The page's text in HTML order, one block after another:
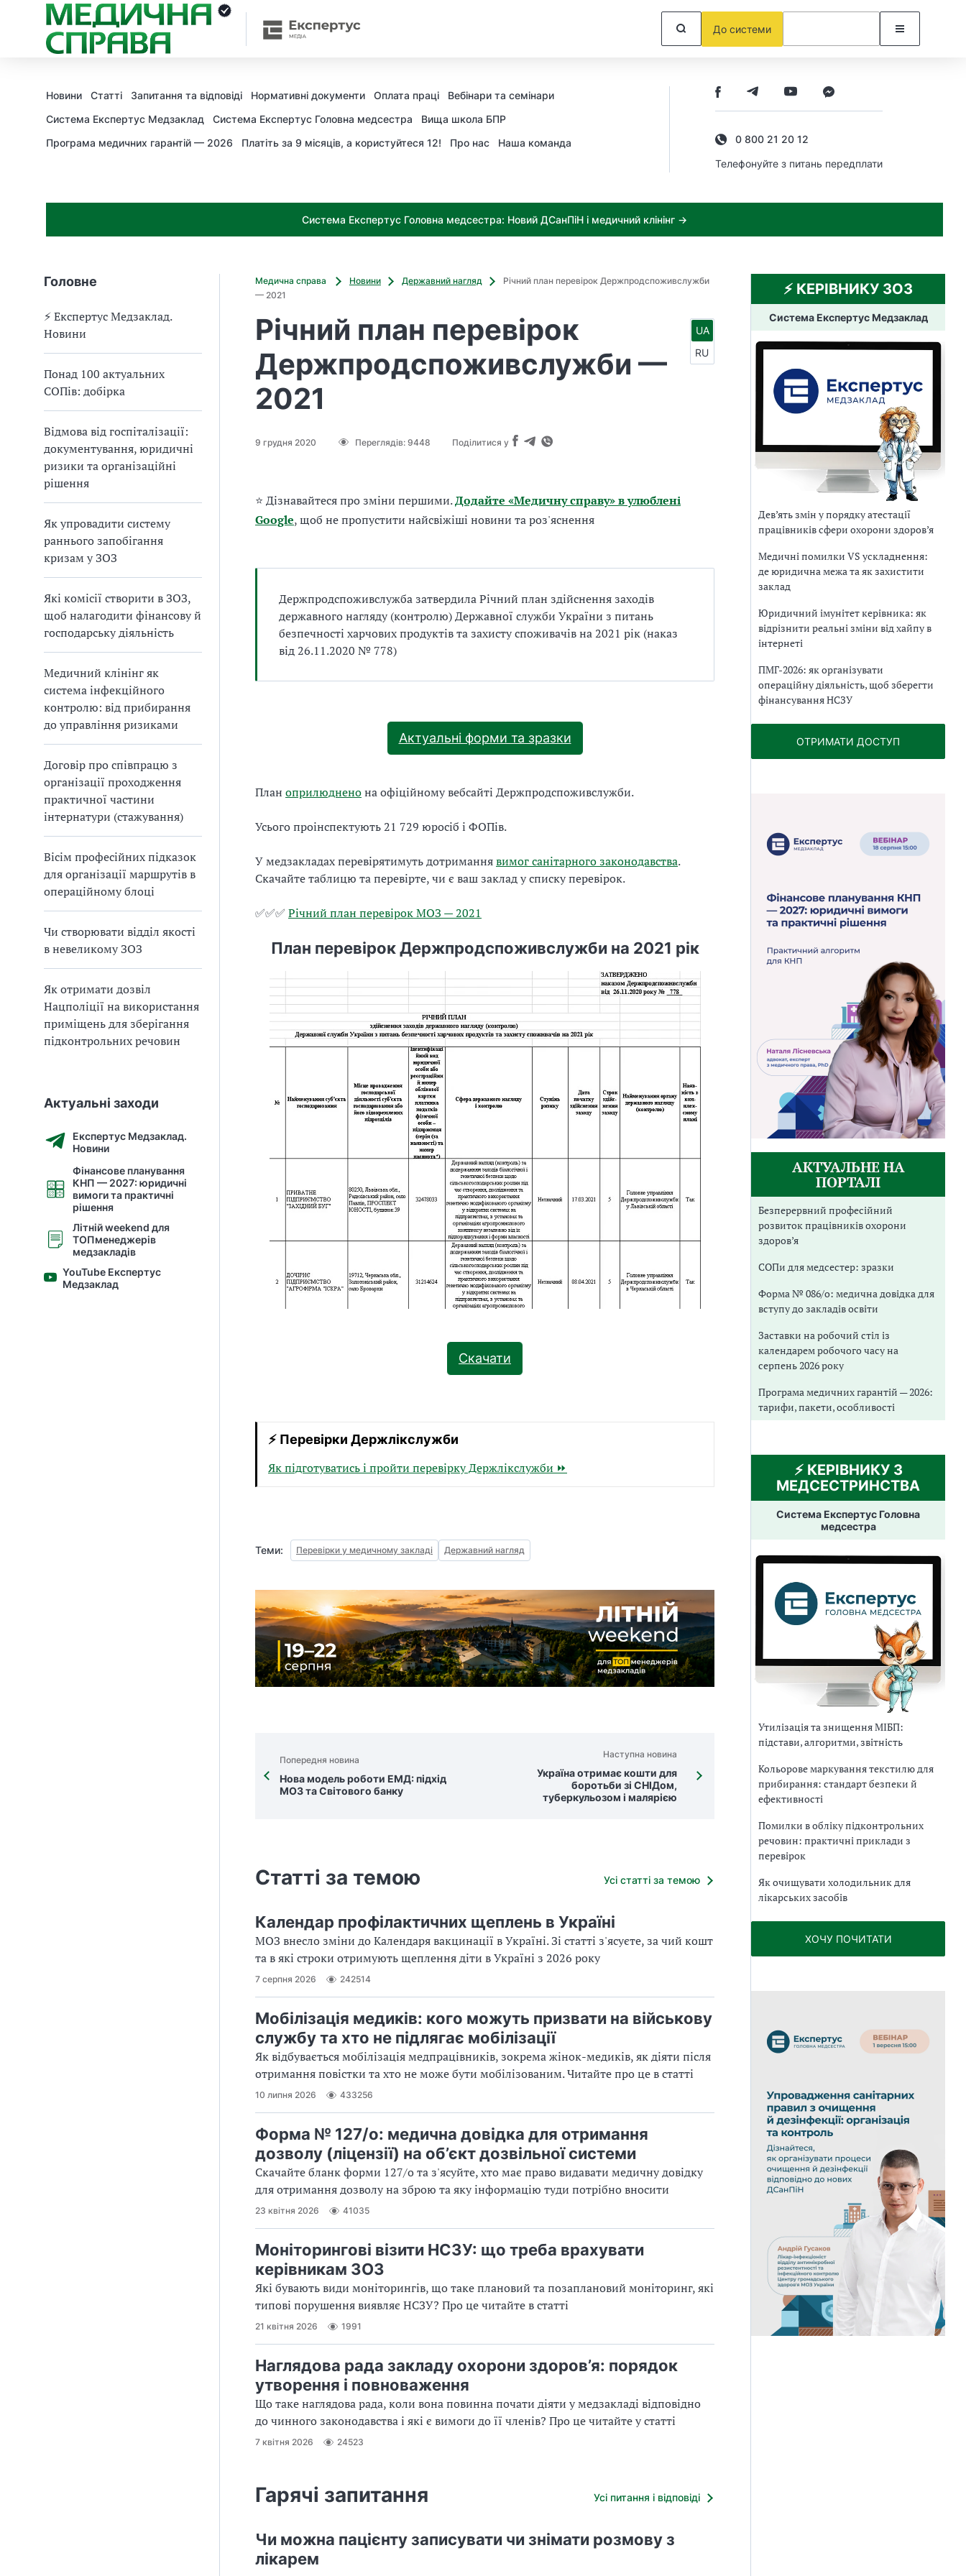
До системи
Новини Статті Запитання та відповіді Нормативні документи Оплата праці
Вебінари та семінари
Система Експертус Медзаклад
Система Експертус Головна медсестра
Вища школа БПР
Програма медичних гарантій — 2026
Платіть за 9 місяців, а користуйтеся 12! Про нас Наша команда
0 800 21 20 12
Телефонуйте з питань передплати
Система Експертус Головна медсестра: Новий ДСанПіН і медичний клінінг →
Головне
⚡️ Експертус Медзаклад.
Новини
Понад 100 актуальних
СОПів: добірка
Відмова від госпіталізації:
документування, юридичні
ризики та організаційні
рішення
Як упровадити систему
раннього запобігання
кризам у ЗОЗ
Які комісії створити в ЗОЗ,
щоб налагодити фінансову й
господарську діяльність
Медичний клінінг як
система інфекційного
контролю: від прибирання
до управління ризиками
Договір про співпрацю з
організації проходження
практичної частини
інтернатури (стажування)
Вісім професійних підказок
для організації маршрутів в
операційному блоці
Чи створювати відділ якості
в невеликому ЗОЗ
Як отримати дозвіл
Нацполіції на використання
приміщень для зберігання
підконтрольних речовин
Актуальні заходи
Експертус Медзаклад.
Новини
Фінансове планування
КНП — 2027: юридичні
вимоги та практичні
рішення
Літній weekend для
ТОПменеджерів
медзакладів
YouTube Експертус
Медзаклад
Медична справа Новини Державний нагляд
Річний план перевірок Держпродспоживслужби
— 2021
Річний план перевірок
Держпродспоживслужби —
2021
9 грудня 2020 Переглядів: 9448 Поділитися у
UA
RU
⭐ Дізнавайтеся про зміни першими.Додайте «Медичну справу» в улюблені
Google, щоб не пропустити найсвіжіші новини та роз'яснення
Держпродспоживслужба затвердила Річний план здійснення заходів
державного нагляду (контролю) Державної служби України з питань
безпечності харчових продуктів та захисту споживачів на 2021 рік (наказ
від 26.11.2020 № 778)
Актуальні форми та зразки
План оприлюдненона офіційному вебсайті Держпродспоживслужби.
Усього проінспектують 21 729 юросіб і ФОПів.
У медзакладах перевірятимуть дотриманнявимог санітарного законодавства.
Скачайте таблицю та перевірте, чи є ваш заклад у списку перевірок.
✅✅✅ Річний план перевірок МОЗ — 2021
План перевірок Держпродспоживслужби на 2021 рік
Скачати
⚡ Перевірки Держлікслужби
Як підготуватись і пройти перевірку Держлікслужби ⏩
Теми: Перевірки у медичному закладі Державний нагляд
Попередня новина
Нова модель роботи ЕМД: підхід
МОЗ та Cвітового банку
Наступна новина
Україна отримає кошти для
боротьби зі СНІДом,
туберкульозом і малярією
Статті за темою Усі статті за темою
Календар профілактичних щеплень в Україні
МОЗ внесло зміни до Календаря вакцинації в Україні. Зі статті з'ясуєте, за чий кошт
та в які строки отримують щеплення діти в Україні з 2026 року
7 серпня 2026 242514
Мобілізація медиків: кого можуть призвати на військову
службу та хто не підлягає мобілізації
Як відбувається мобілізація медпрацівників, зокрема жінок-медиків, як діяти після
отримання повістки та хто не може бути мобілізованим. Читайте про це в статті
10 липня 2026 433256
Форма № 127/о: медична довідка для отримання
дозволу (ліцензії) на об’єкт дозвільної системи
Скачайте бланк форми 127/о та з'ясуйте, хто має право видавати медичну довідку
для отримання дозволу на зброю та яку інформацію туди потрібно вносити
23 квітня 2026 41035
Моніторингові візити НСЗУ: що треба врахувати
керівникам ЗОЗ
Які бувають види моніторингів, що таке плановий та позаплановий моніторинг, які
типові порушення виявляє НСЗУ? Про це читайте в статті
21 квітня 2026 1991
Наглядова рада закладу охорони здоров’я: порядок
утворення і повноваження
Що таке наглядова рада, коли вона повинна почати діяти у медзакладі відповідно
до чинного законодавства і які є вимоги до її членів? Про це читайте у статті
7 квітня 2026 24523
Гарячі запитання Усі питання і відповіді
Чи можна пацієнту записувати чи знімати розмову з
лікарем
⚡️ КЕРІВНИКУ ЗОЗ
Система Експертус Медзаклад
Дев’ять змін у порядку атестації
працівників сфери охорони здоров’я
Медичні помилки VS ускладнення:
де юридична межа та як захистити
заклад
Юридичний імунітет керівника: як
відрізнити реальні зміни від хайпу в
інтернеті
ПМГ-2026: як організувати
операційну діяльність, щоб зберегти
фінансування НСЗУ
ОТРИМАТИ ДОСТУП
АКТУАЛЬНЕ НА
ПОРТАЛІ
Безперервний професійний
розвиток працівників охорони
здоров’я
СОПи для медсестер: зразки
Форма № 086/о: медична довідка для
вступу до закладів освіти
Заставки на робочий стіл із
календарем робочого часу на
серпень 2026 року
Програма медичних гарантій — 2026:
тарифи, пакети, особливості
⚡️ КЕРІВНИКУ З
МЕДСЕСТРИНСТВА
Система Експертус Головна
медсестра
Утилізація та знищення МІБП:
підстави, алгоритми, звітність
Кольорове маркування текстилю для
прибирання: стандарт безпеки й
ефективності
Помилки в обліку підконтрольних
речовин: практичні приклади з
перевірок
Як очищувати холодильник для
лікарських засобів
ХОЧУ ПОЧИТАТИ